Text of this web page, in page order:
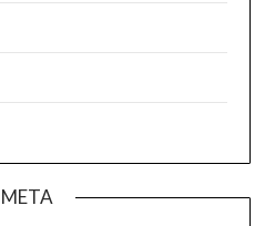
META